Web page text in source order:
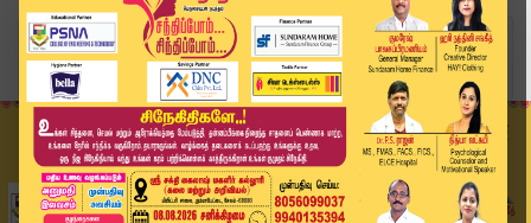
Home
வீடியோ ஸ்டோரி
Today Headlines - 04 JULY 2026 | 2 மணி தலைப்புச...